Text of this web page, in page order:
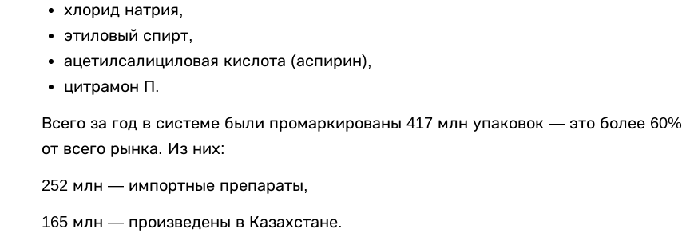
хлорид натрия,
этиловый спирт,
ацетилсалициловая кислота (аспирин),
цитрамон П.
Всего за год в системе были промаркированы 417 млн упаковок — это более 60%
от всего рынка. Из них:
252 млн — импортные препараты,
165 млн — произведены в Казахстане.